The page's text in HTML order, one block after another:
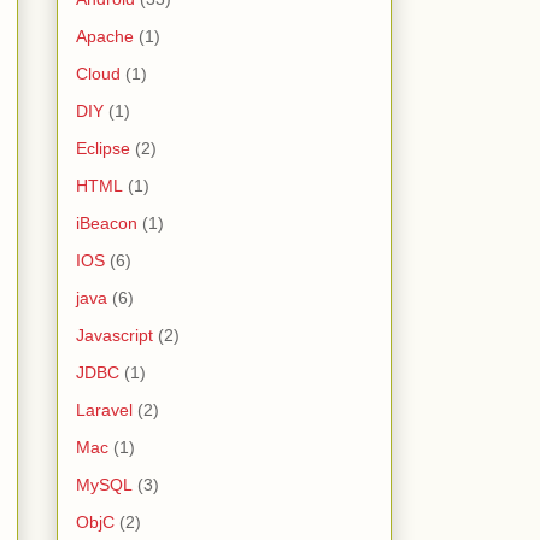
Apache (1)
Cloud (1)
DIY (1)
Eclipse (2)
HTML
(1)
iBeacon (1)
IOS (6)
java (6)
Javascript (2)
JDBC (1)
Laravel (2)
Mac (1)
MySQL
(3)
ObjC (2)